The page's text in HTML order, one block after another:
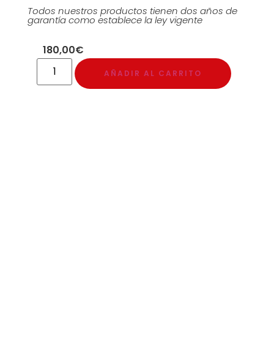
Todos nuestros productos tienen dos años de
garantía como establece la ley vigente
180,00€
AÑADIR AL CARRITO